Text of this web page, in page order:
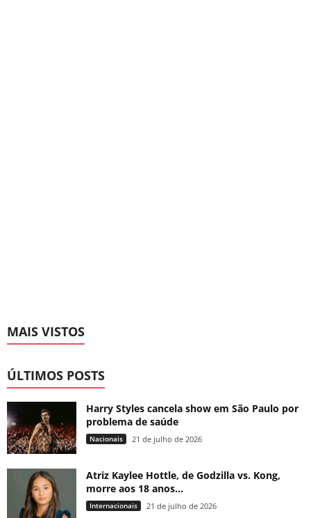
MAIS VISTOS
ÚLTIMOS POSTS
Harry Styles cancela show em São Paulo por
problema de saúde
Nacionais 21 de julho de 2026
Atriz Kaylee Hottle, de Godzilla vs. Kong,
morre aos 18 anos...
Internacionais 21 de julho de 2026